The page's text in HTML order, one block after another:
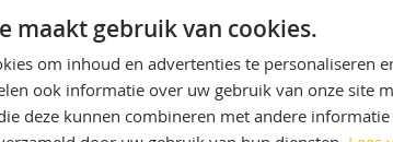
van Mobil Extra 2T zijn:
maakt gebruik van cookies.
om inhoud en advertenties te personaliseren
ook informatie over uw gebruik van onze site
deze kunnen combineren met andere